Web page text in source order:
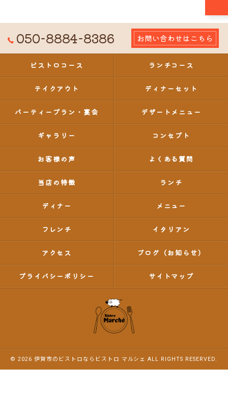
050-8884-8386 お問い合わせはこちら
ビストロコース ランチコース
テイクアウト ディナーセット
パーティープラン・宴会 デザートメニュー
ギャラリー コンセプト
お客様の声 よくある質問
当店の特徴 ランチ
ディナー メニュー
フレンチ イタリアン
アクセス ブログ（お知らせ）
プライバシーポリシー サイトマップ
© 2026 伊賀市のビストロならビストロ マルシェ ALL RIGHTS RESERVED.